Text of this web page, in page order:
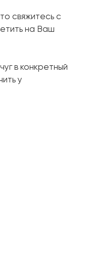
Круглая
750 проба
свяжитесь с
на Ваш
в конкретный
у